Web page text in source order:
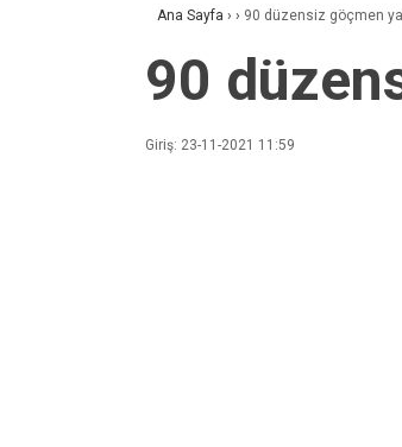
Ana Sayfa › › 90 düzensiz göçmen
90
Giriş: 23-11-2021 11:59